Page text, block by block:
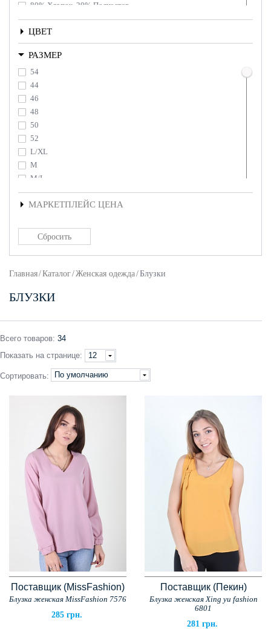
80% Хлопок, 20% Полиэстер
100% Полиестер
ЦВЕТ
РАЗМЕР
54
44
46
48
50
52
L/XL
M
M/L
S/M
МАРКЕТПЛЕЙС ЦЕНА
Главная/Каталог/Женская одежда/Блузки
БЛУЗКИ
Всего товаров: 34
Показать на странице: 12
Сортировать: По умолчанию
Поставщик (MissFashion)
Блузка женская MissFashion 7576
285 грн.
Поставщик (Пекин)
Блузка женская Xing yu fashion
6801
281 грн.